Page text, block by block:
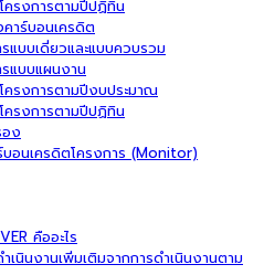
ครงการตามปีปฏิทิน
าร์บอนเครดิต
แบบเดี่ยวและแบบควบรวม
แบบแผนงาน
ครงการตามปีงบประมาณ
ครงการตามปีปฏิทิน
ง
อนเครดิตโครงการ (Monitor)
คืออะไร
เนินงานเพิ่มเติมจากการดำเนินงานตาม